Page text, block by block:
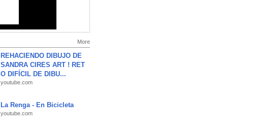
More
REHACIENDO DIBUJO DE
SANDRA CIRES ART ! RET
O DIFÍCIL DE DIBU...
youtube.com
La Renga - En Bicicleta
youtube.com